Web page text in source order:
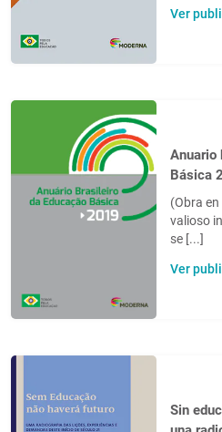
Ver
Anuario
Básica
(Obra
valioso
se [...]
Ver
Sin